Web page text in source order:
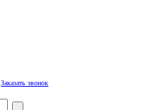
Заказать звонок